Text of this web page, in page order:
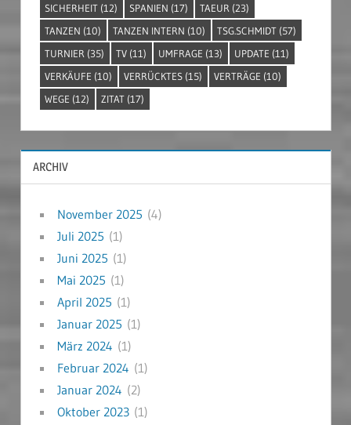
SICHERHEIT (12) SPANIEN (17) TAEUR (23)
TANZEN (10) TANZEN INTERN (10) TSG.SCHMIDT (57)
TURNIER (35) TV (11) UMFRAGE (13) UPDATE (11)
VERKÄUFE (10) VERRÜCKTES (15) VERTRÄGE (10)
WEGE (12) ZITAT (17)
ARCHIV
November 2025 (4)
Juli 2025 (1)
Juni 2025 (1)
Mai 2025 (1)
April 2025 (1)
Januar 2025 (1)
März 2024 (1)
Februar 2024 (1)
Januar 2024 (2)
Oktober 2023(1)